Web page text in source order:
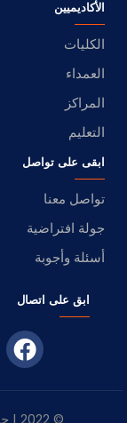
الأكاديميين
الكليات
العمداء
المراكز
التعليم
ابقى على تواصل
تواصل معنا
جولة افتراضية
أسئلة وأجوبة
ابق على اتصال
© 2022 | جميع الحقوق محفوظه